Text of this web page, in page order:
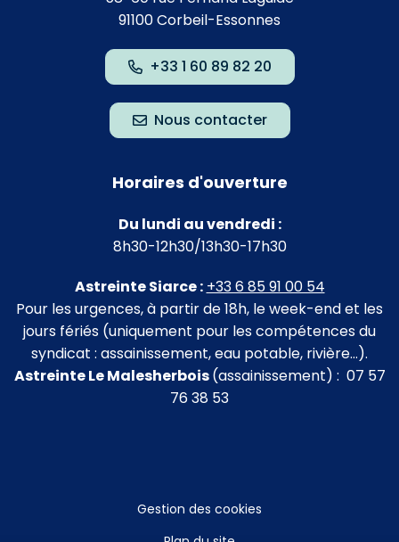
91100 Corbeil-Essonnes
+33 1 60 89 82 20
Nous contacter
Horaires d'ouverture
Du lundi au vendredi :
8h30-12h30/13h30-17h30
Astreinte Siarce : +33 6 85 91 00 54
Pour les urgences, à partir de 18h, le week-end et les
jours fériés (uniquement pour les compétences du
syndicat : assainissement, eau potable, rivière…).
Astreinte Le Malesherbois(assainissement) : 07 57
76 38 53
Gestion des cookies